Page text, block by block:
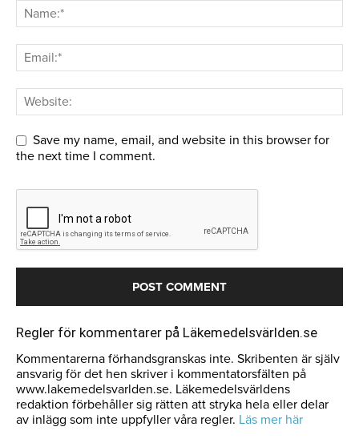
Save my name, email, and website in this browser for
the next time I comment.
Regler för kommentarer på Läkemedelsvärlden.se
Kommentarerna förhandsgranskas inte. Skribenten är själv
ansvarig för det hen skriver i kommentatorsfälten på
www.lakemedelsvarlden.se. Läkemedelsvärldens
redaktion förbehåller sig rätten att stryka hela eller delar
av inlägg som inte uppfyller våra regler. Läs mer här